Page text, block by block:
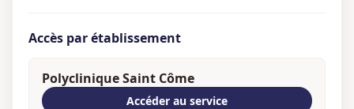
Accès par établissement
Polyclinique Saint Côme
Accéder au service